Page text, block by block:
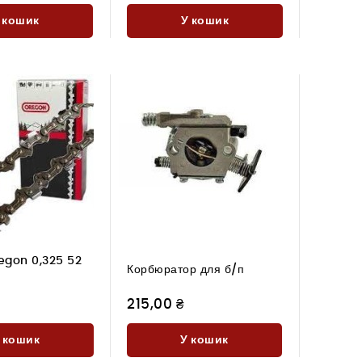
кошик У кошик
0,325 52
кошик
Корбюратор для б/п
215,00 ₴
У кошик